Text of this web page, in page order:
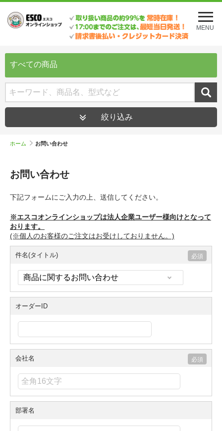
メ
ニ
ュ
を
MENU
すべての商品
絞り込み
ホーム お問い合わせ
お問い合わせ
下記フォームにご入力の上、送信してください。
※エスコオンラインショップは法人企業ユーザー様向けとなって
おります。
(※個人のお客様のご注文はお受けしておりません。)
件名(タイトル)
オーダーID
会社名
部署名